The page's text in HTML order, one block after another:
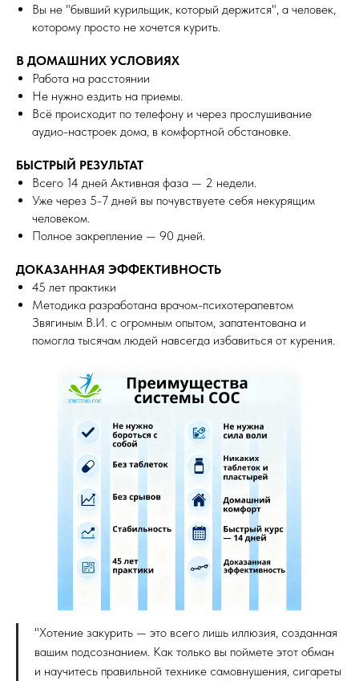
Вы не "бывший курильщик, который держится", а человек,
которому просто не хочется курить.
В ДОМАШНИХ УСЛОВИЯХ
Работа на расстоянии
Не нужно ездить на приемы.
Всё происходит по телефону и через прослушивание
аудио-настроек дома, в комфортной обстановке.
БЫСТРЫЙ РЕЗУЛЬТАТ
Всего 14 дней Активная фаза — 2 недели.
Уже через 5-7 дней вы почувствуете себя некурящим
человеком.
Полное закрепление — 90 дней.
ДОКАЗАННАЯ ЭФФЕКТИВНОСТЬ
45 лет практики
Методика разработана врачом-психотерапевтом
Звягиным В.И. с огромным опытом, запатентована и
помогла тысячам людей навсегда избавиться от курения.
"Хотение закурить — это всего лишь иллюзия, созданная
вашим подсознанием. Как только вы поймете этот обман
и научитесь правильной технике самовнушения, сигареты